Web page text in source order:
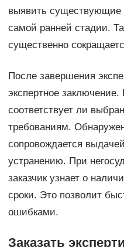
выявить существующие
самой ранней стадии.
существенно
После завершения
экспертное
соответствует ли
требованиям.
сопровождается
устранению. При
заказчик узнает о
сроки. Это позволит
ошибками.
Заказать